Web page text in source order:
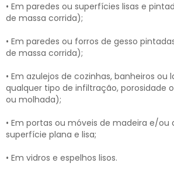
• Em paredes ou superfícies lisas e
de massa corrida);
• Em paredes ou forros de gesso
de massa corrida);
• Em azulejos de cozinhas, banheiros ou
qualquer tipo de infiltração, porosidade
ou molhada);
• Em portas ou móveis de madeira e/ou
superfície plana e lisa;
• Em vidros e espelhos lisos.